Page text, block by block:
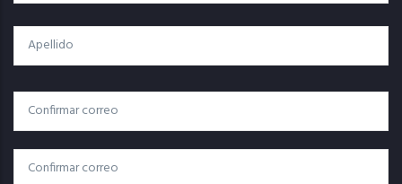
Apellido
Correo
Electrónico
Correo Electrónico
Confirmar Correo